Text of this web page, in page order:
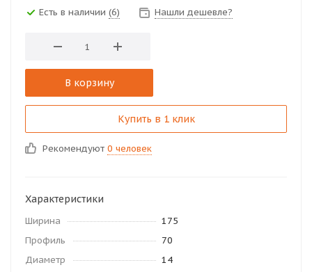
Есть в наличии (6) Нашли дешевле?
В корзину
Купить в 1 клик
Рекомендуют 0 человек
Характеристики
Ширина
175
Профиль
70
Диаметр
14